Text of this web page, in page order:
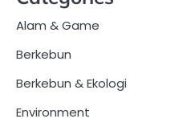
Alam & Game
Berkebun
Berkebun & Ekologi
Environment